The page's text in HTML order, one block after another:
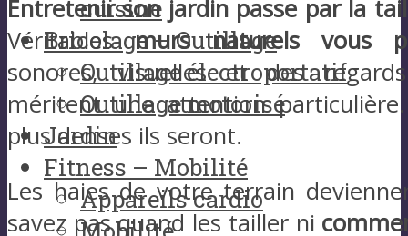
cuisine
Bricolage – Outillage
Outillage électroportatif
Outillage motorisé
Jardin
Fitness – Mobilité
Appareils cardio
Entretenir son jardin passe par la
Véritablesmurs naturels vous
sonores, visuelles et des
méritent une attention
plus denses ils seront.
Les haies de votre terrain
savez pas quand les tailler ni